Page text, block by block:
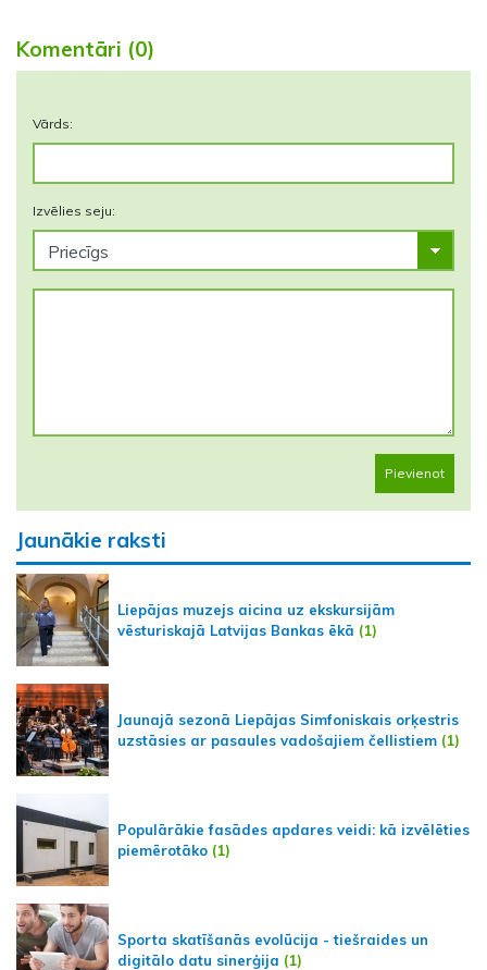
Komentāri (0)
Vārds:
Izvēlies seju:
Pievienot
Jaunākie raksti
Liepājas muzejs aicina uz ekskursijām
vēsturiskajā Latvijas Bankas ēkā (1)
Jaunajā sezonā Liepājas Simfoniskais orķestris
uzstāsies ar pasaules vadošajiem čellistiem (1)
Populārākie fasādes apdares veidi: kā izvēlēties
piemērotāko (1)
Sporta skatīšanās evolūcija - tiešraides un
digitālo datu sinerģija (1)